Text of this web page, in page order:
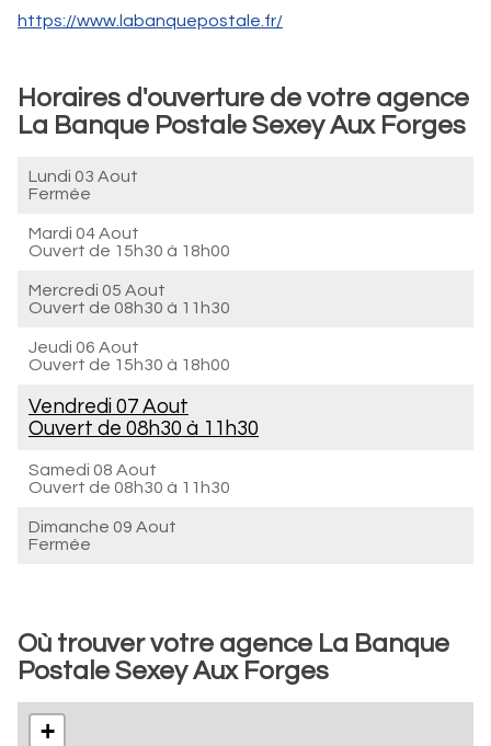
https://www.labanquepostale.fr/
Horaires d'ouverture de votre agence
La Banque Postale Sexey Aux Forges
Lundi 03 Aout
Fermée
Mardi 04 Aout
Ouvert de 15h30 à 18h00
Mercredi 05 Aout
Ouvert de 08h30 à 11h30
Jeudi 06 Aout
Ouvert de 15h30 à 18h00
Vendredi 07 Aout
Ouvert de 08h30 à 11h30
Samedi 08 Aout
Ouvert de 08h30 à 11h30
Dimanche 09 Aout
Fermée
Où trouver votre agence La Banque
Postale Sexey Aux Forges
+